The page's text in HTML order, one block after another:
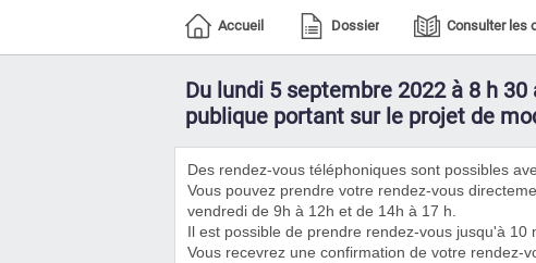
Accueil Dossier Consulter les
Du lundi 5 septembre 2022 à 8 h
publique portant sur le projet de
Des rendez-vous téléphoniques sont possibles
Vous pouvez prendre votre rendez-vous
vendredi de 9h à 12h et de 14h à 17 h.
Il est possible de prendre rendez-vous jusqu'à 10
Vous recevrez une confirmation de votre rendez-